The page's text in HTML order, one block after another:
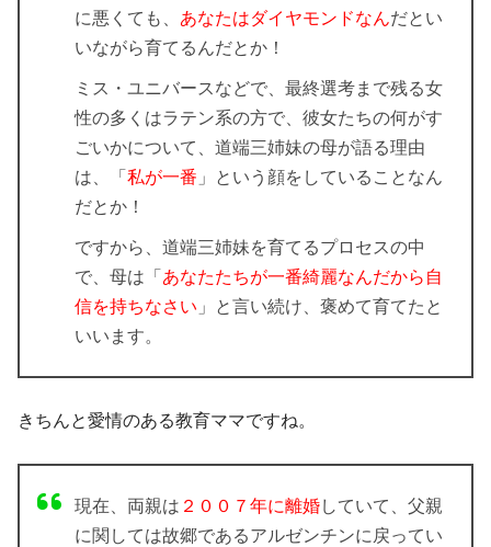
に悪くても、 あなたはダイヤモンドなんだとい
いながら育てるんだとか！
ミス・ユニバースなどで、最終選考まで残る女
性の多くはラテン系の方で、彼女たちの何がす
ごいかについて、道端三姉妹の母が語る理由
は、「 私が一番 」という顔をしていることなん
だとか！
ですから、道端三姉妹を育てるプロセスの中
で、母は「 あなたたちが一番綺麗なんだから自
信を持ちなさい 」と言い続け、褒めて育てたと
いいます。
きちんと愛情のある教育ママですね。
現在、両親は ２００７年に離婚していて、父親
に関しては故郷であるアルゼンチンに戻ってい